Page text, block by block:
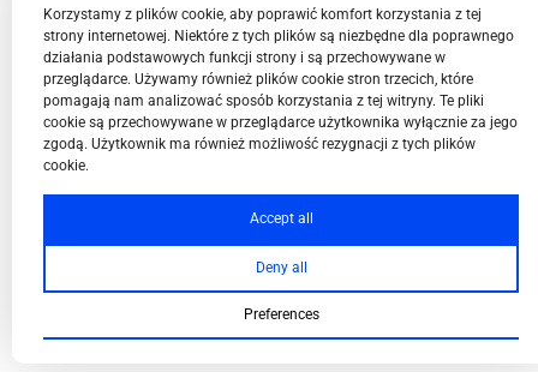
BPN-T Area
BPN-T Offer
Korzystamy z plików cookie, aby poprawić komfort korzystania z tej
strony internetowej. Niektóre z tych plików są niezbędne dla poprawnego
działania podstawowych funkcji strony i są przechowywane w
przeglądarce. Używamy również plików cookie stron trzecich, które
pomagają nam analizować sposób korzystania z tej witryny. Te pliki
cookie są przechowywane w przeglądarce użytkownika wyłącznie za jego
zgodą. Użytkownik ma również możliwość rezygnacji z tych plików
cookie.
Accept all
Deny all
Preferences